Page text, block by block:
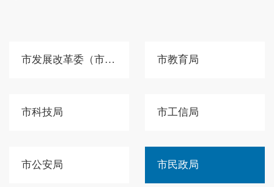
市发展改革委（市国动办） 市教育局
市科技局 市工信局
市公安局 市民政局